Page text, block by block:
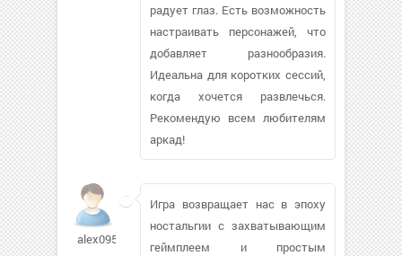
радует глаз. Есть возможность
настраивать персонажей, что
добавляет разнообразия.
Идеальна для коротких сессий,
когда хочется развлечься.
Рекомендую всем любителям
аркад!
alex09584
Игра возвращает нас в эпоху
ностальгии с захватывающим
геймплеем и простым